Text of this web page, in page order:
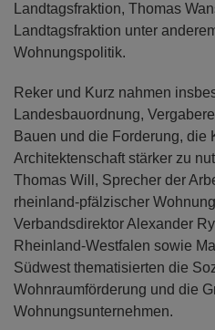
Landtagsfraktion, Thomas
Landtagsfraktion unter
Wohnungspolitik.
Reker und Kurz nahmen
Landesbauordnung,
Bauen und die Forderung, die
Architektenschaft stärker zu
Thomas Will, Sprecher der
rheinland-pfälzischer
Verbandsdirektor Alexander
Rheinland-Westfalen sowie
Südwest thematisierten die
Wohnraumförderung und die
Wohnungsunternehmen.